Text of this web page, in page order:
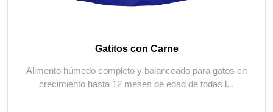
Gatitos con Carne
Alimento húmedo completo y balanceado para gatos en
crecimiento hasta 12 meses de edad de todas l...